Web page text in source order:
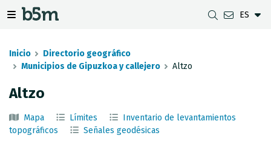
ES
Inicio
Directorio geográfico
Municipios de Gipuzkoa y callejero
Altzo
Altzo
Mapa Límites
Inventario de levantamientos
topográficos
Señales geodésicas
DESCARGAS
CONJUNTOS DE DATOS
DISTANCIA ENTRE MUNICIPIOS
G-IRUDIA
VISUALIZADOR DE MAPAS DE GIPUZKOA
MAPAS OFFLINE
GEODESIA
RED GNSS EN GIPUZKOA